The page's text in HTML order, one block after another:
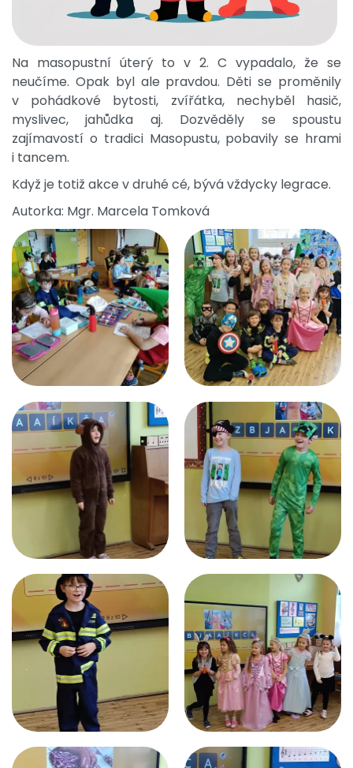
Na masopustní úterý to v 2. C vypadalo, že se
neučíme. Opak byl ale pravdou. Děti se proměnily
v pohádkové bytosti, zvířátka, nechyběl hasič,
myslivec, jahůdka aj. Dozvěděly se spoustu
zajímavostí o tradici Masopustu, pobavily se hrami
i tancem.
Když je totiž akce v druhé cé, bývá vždycky legrace.
Autorka: Mgr. Marcela Tomková